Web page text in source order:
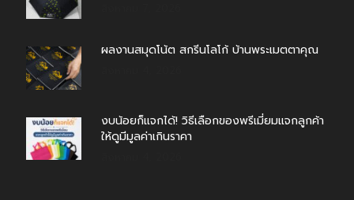
ผลงานสมุดโน้ต สกรีนโลโก้ บ้านพระเมตตาคุณ
งบน้อยก็แจกได้! วิธีเลือกของพรีเมี่ยมแจกลูกค้า
ให้ดูมีมูลค่าเกินราคา